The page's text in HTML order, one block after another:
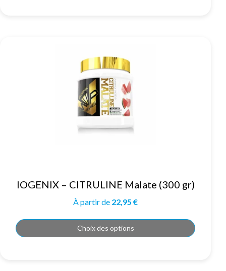
IOGENIX – CITRULINE Malate (300 gr)
À partir de 22,95 €
Choix des options
produit
a
variations.
options
peuvent
être
choisies